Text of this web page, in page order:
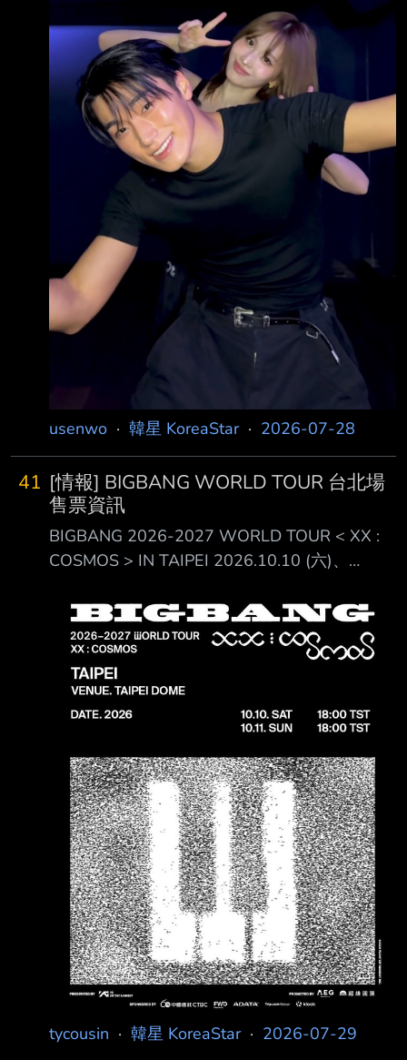
合好棒 -之前跳Rover也超級優秀 -我一直重複看
這個影片… -跳得非
usenwo · 韓星 KoreaStar· 2026-07-28
41 [情報] BIGBANG WORLD TOUR 台北場
售票資訊
BIGBANG 2026-2027 WORLD TOUR < XX :
COSMOS > IN TAIPEI 2026.10.10 (六)、
https://i.postimg.cc/N0zn6kBq/754980838.jpg
Ticket Plus https://reurl.cc/KEkGQR BIGBANG
V.I.P MEMBERSHIP SURVEY 登記時間
2026.07.29(三), 10AM to 08.02 (日), 11:59PM
BIGB
tycousin · 韓星 KoreaStar· 2026-07-29